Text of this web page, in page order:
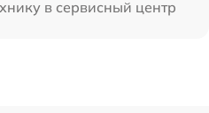
в сервисный центр